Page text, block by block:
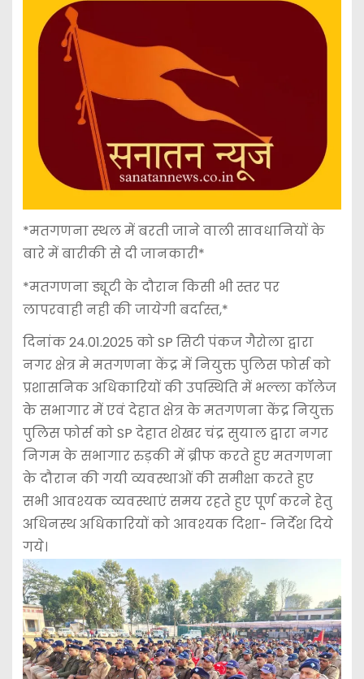
*मतगणना स्थल में बरती जाने वाली सावधानियों के
बारे में बारीकी से दी जानकारी*
*मतगणना ड्यूटी के दौरान किसी भी स्तर पर
लापरवाही नही की जायेगी बर्दास्त,*
दिनांक 24.01.2025 को SP सिटी पंकज गैरोला द्वारा
नगर क्षेत्र मे मतगणना केंद्र में नियुक्त पुलिस फोर्स को
प्रशासनिक अधिकारियों की उपस्थिति में भल्ला कॉलेज
के सभागार में एवं देहात क्षेत्र के मतगणना केंद्र नियुक्त
पुलिस फोर्स को SP देहात शेखर चंद्र सुयाल द्वारा नगर
निगम के सभागार रुड़की में ब्रीफ करते हुए मतगणना
के दौरान की गयी व्यवस्थाओं की समीक्षा करते हुए
सभी आवश्यक व्यवस्थाएं समय रहते हुए पूर्ण करने हेतु
अधिनस्थ अधिकारियों को आवश्यक दिशा- निर्देश दिये
गये।